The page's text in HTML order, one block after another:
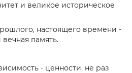
и великое историческое
настоящего времени -
память.
- ценности, не раз